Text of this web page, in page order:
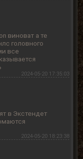
виноват а те
головного
все
2024-05-20 17:35:03
в Экстендет
2024-05-20 18:23:38